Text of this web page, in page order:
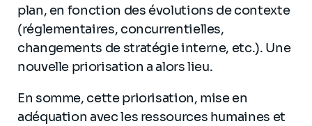
plan, en fonction des évolutions de contexte
(réglementaires, concurrentielles,
changements de stratégie interne, etc.). Une
nouvelle priorisation a alors lieu.
En somme, cette priorisation, mise en
adéquation avec les ressources humaines et